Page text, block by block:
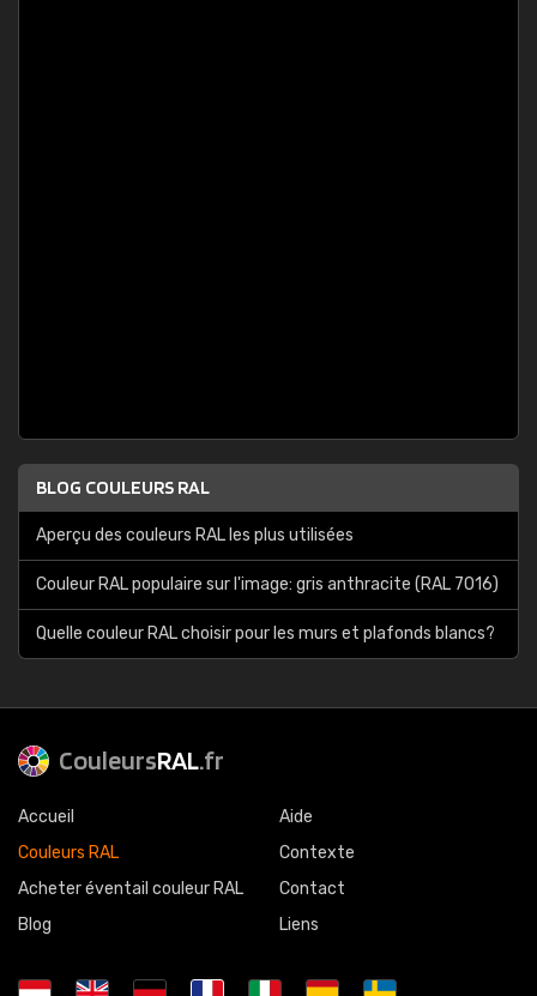
BLOG COULEURS RAL
Aperçu des couleurs RAL les plus utilisées
Couleur RAL populaire sur l'image: gris anthracite (RAL 7016)
Quelle couleur RAL choisir pour les murs et plafonds blancs?
CouleursRAL.fr
Accueil
Couleurs RAL
Acheter éventail couleur RAL
Blog
Aide
Contexte
Contact
Liens